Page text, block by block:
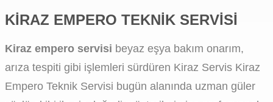
KIRAZ EMPERO TEKNIK SERVISI
Kiraz empero servisi beyaz eşya bakım onarım,
arıza tespiti gibi işlemleri sürdüren Kiraz Servis Kiraz
Empero Teknik Servisi bugün alanında uzman güler